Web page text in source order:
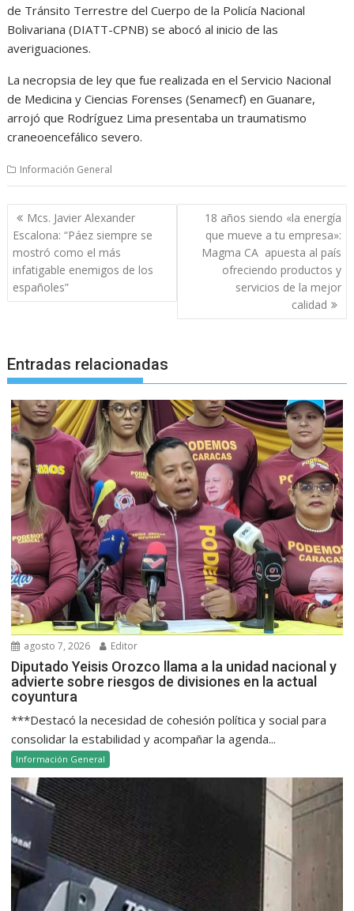
de Tránsito Terrestre del Cuerpo de la Policía Nacional
Bolivariana (DIATT-CPNB) se abocó al inicio de las
averiguaciones.
La necropsia de ley que fue realizada en el Servicio Nacional
de Medicina y Ciencias Forenses (Senamecf) en Guanare,
arrojó que Rodríguez Lima presentaba un traumatismo
craneoencefálico severo.
Información General
Navegación
de
entradas
Mcs. Javier Alexander
Escalona: “Páez siempre se
mostró como el más
infatigable enemigos de los
españoles”
18 años siendo «la energía
que mueve a tu empresa»:
Magma CA apuesta al país
ofreciendo productos y
servicios de la mejor
calidad
Entradas relacionadas
agosto 7, 2026 Editor
Diputado Yeisis Orozco llama a la unidad nacional y
advierte sobre riesgos de divisiones en la actual
coyuntura
***Destacó la necesidad de cohesión política y social para
consolidar la estabilidad y acompañar la agenda...
Información General